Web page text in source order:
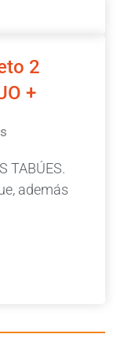
2
+
TABÚES.
además